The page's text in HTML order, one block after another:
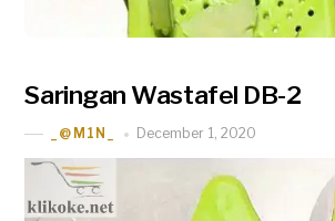
Saringan Wastafel DB-2
_@M1N_ December 1, 2020